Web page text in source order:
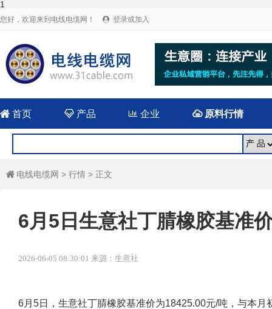
1
您好，欢迎来到电线电缆网！  登录或加入
 首页 产品  企业 原料行情
 电线电缆网 > 行情 > 正文
6月5日生意社丁腈橡胶基准
2026-06-05 08:30:01 来源：生意社
6月5日，生意社丁腈橡胶基准价为18425.00元/吨，与本月